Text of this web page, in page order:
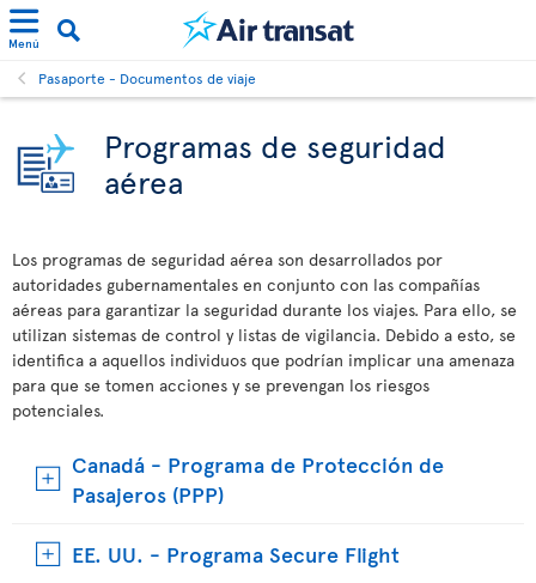
Menú
Pasaporte - Documentos de viaje
Programas de seguridad
aérea
Los programas de seguridad aérea son desarrollados por
autoridades gubernamentales en conjunto con las compañías
aéreas para garantizar la seguridad durante los viajes. Para ello, se
utilizan sistemas de control y listas de vigilancia. Debido a esto, se
identifica a aquellos individuos que podrían implicar una amenaza
para que se tomen acciones y se prevengan los riesgos
potenciales.
Canadá - Programa de Protección de
Pasajeros (PPP)
EE. UU. - Programa Secure Flight